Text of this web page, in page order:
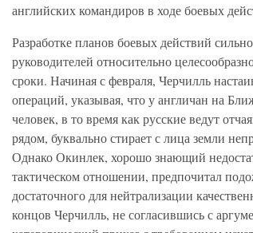
английских командиров в ходе боевых
Разработке планов боевых действий
руководителей относительно
сроки. Начиная с февраля, Черчилль
операций, указывая, что у англичан на
человек, в то время как русские ведут
рядом, буквально стирает с лица земли
Однако Окинлек, хорошо знающий
тактическом отношении, предпочитал
достаточного для нейтрализации
концов Черчилль, не согласившись с